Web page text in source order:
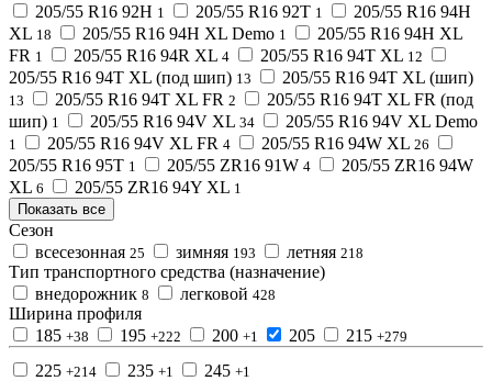
205/55 R16 92H 1 205/55 R16 92T 1
205/55 R16 94H
XL 18 205/55 R16 94H XL Demo 1
205/55 R16 94H XL
FR 1 205/55 R16 94R XL 4 205/55 R16 94T XL 12
205/55 R16 94T XL (под шип) 13 205/55 R16 94T XL (шип)
13 205/55 R16 94T XL FR 2
205/55 R16 94T XL FR (под
шип) 1 205/55 R16 94V XL 34 205/55 R16 94V XL Demo
1 205/55 R16 94V XL FR 4 205/55 R16 94W XL 26
205/55 R16 95T 1 205/55 ZR16 91W 4
205/55 ZR16 94W
XL 6 205/55 ZR16 94Y XL 1
Показать все
Сезон
всесезонная 25 зимняя 193 летняя 218
Тип транспортного средства (назначение)
внедорожник 8 легковой 428
Ширина профиля
185 +38 195 +222 200 +1 205 215 +279
225 +214 235 +1 245 +1